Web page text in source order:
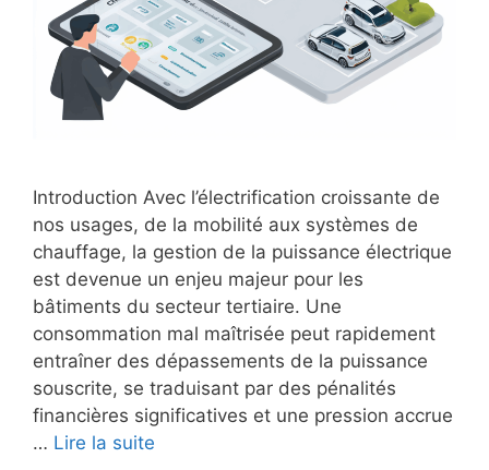
Introduction Avec l’électrification croissante de
nos usages, de la mobilité aux systèmes de
chauffage, la gestion de la puissance électrique
est devenue un enjeu majeur pour les
bâtiments du secteur tertiaire. Une
consommation mal maîtrisée peut rapidement
entraîner des dépassements de la puissance
souscrite, se traduisant par des pénalités
financières significatives et une pression accrue
… Lire la suite